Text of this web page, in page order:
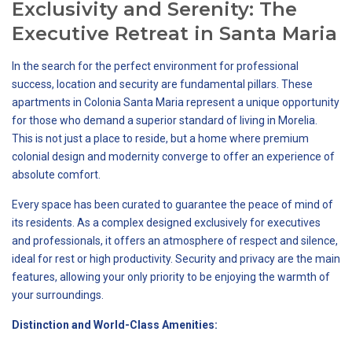
Exclusivity and Serenity: The
Executive Retreat in Santa Maria
In the search for the perfect environment for professional
success, location and security are fundamental pillars. These
apartments in Colonia Santa Maria represent a unique opportunity
for those who demand a superior standard of living in Morelia.
This is not just a place to reside, but a home where premium
colonial design and modernity converge to offer an experience of
absolute comfort.
Every space has been curated to guarantee the peace of mind of
its residents. As a complex designed exclusively for executives
and professionals, it offers an atmosphere of respect and silence,
ideal for rest or high productivity. Security and privacy are the main
features, allowing your only priority to be enjoying the warmth of
your surroundings.
Distinction and World-Class Amenities: